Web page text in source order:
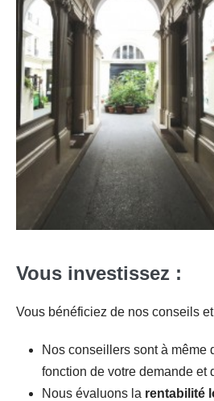
Vous investissez :
Vous bénéficiez de nos conseils
Nos conseillers sont à même
fonction de votre demande et
Nous évaluons la rentabilité